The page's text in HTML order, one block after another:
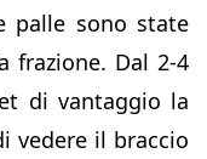
palle sono state
frazione. Dal 2-4
di vantaggio la
vedere il braccio